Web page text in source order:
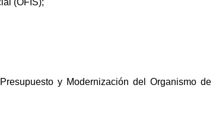
(OFIS);
y Modernización del Organismo de